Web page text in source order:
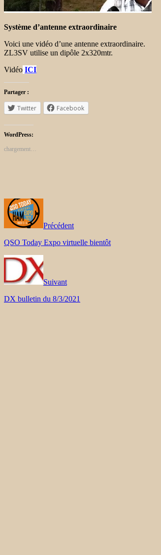
Système d’antenne extraordinaire
Voici une vidéo d’une antenne extraordinaire.
ZL3SV utilise un dipôle 2x320mtr.
Vidéo ICI
Partager :
Twitter Facebook
WordPress:
chargement…
Précédent
QSO Today Expo virtuelle bientôt
Suivant
DX bulletin du 8/3/2021